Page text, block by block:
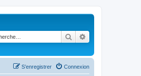
Rechercher
Connexion
S’enregistrer